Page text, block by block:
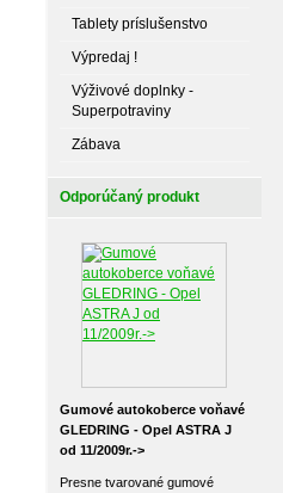
Tablety príslušenstvo
Výpredaj !
Výživové doplnky -
Superpotraviny
Zábava
Odporúčaný produkt
Gumové autokoberce voňavé
GLEDRING - Opel ASTRA J
od 11/2009r.->
Presne tvarované gumové